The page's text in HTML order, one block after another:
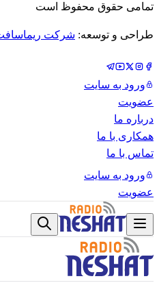
تمامی حقوق محفوظ است
طراحی و توسعه: شرکت ریماسافت
ورود به سایت
عضویت
درباره ما
همکاری با ما
تماس با ما
ورود به سایت
عضویت